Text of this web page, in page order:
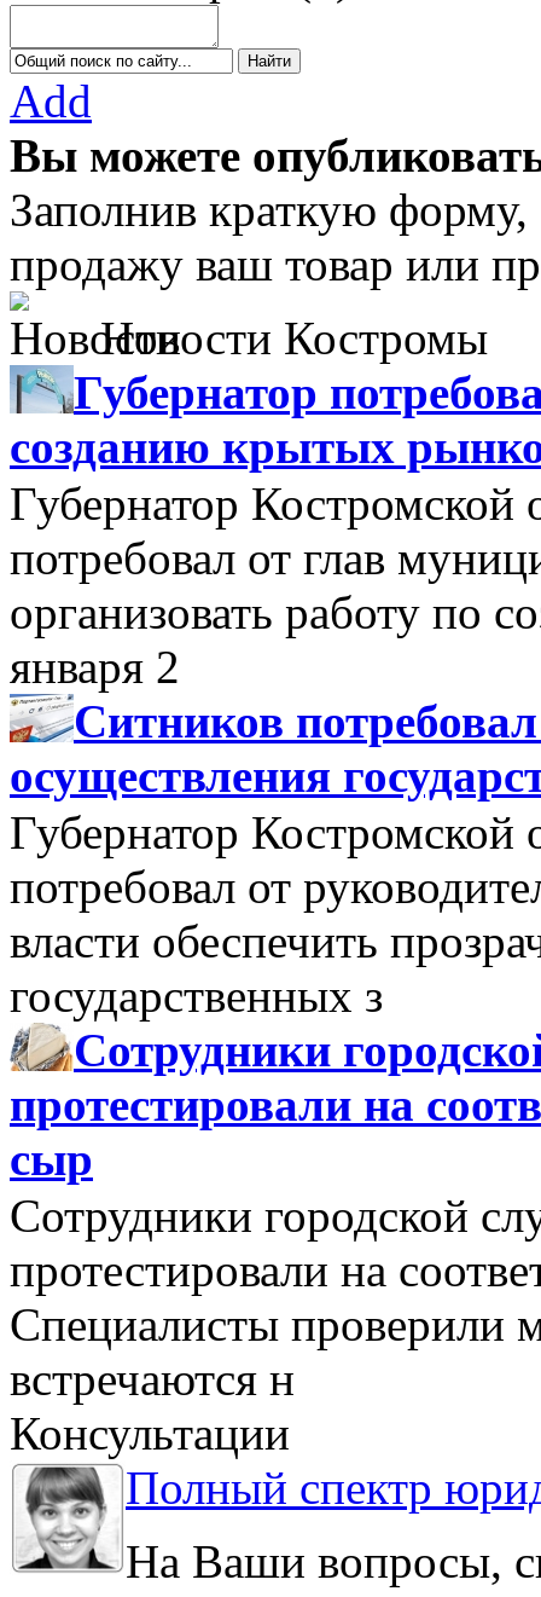
Add
Вы можете
Заполнив краткую
продажу ваш товар или
Новости Костромы
Губернатор
созданию крытых
Губернатор Костромской
потребовал от глав
организовать работу по
января 2
Ситников
осуществления
Губернатор Костромской
потребовал от
власти обеспечить
государственных з
Сотрудники
протестировали на
сыр
Сотрудники городской
протестировали на
Специалисты проверили
встречаются н
Консультации
Полный спектр
На Ваши вопросы,